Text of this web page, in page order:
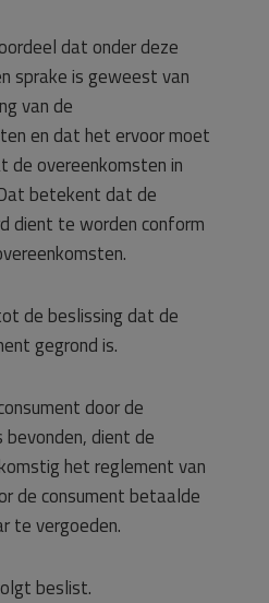
dat onder deze
sprake is geweest van
van de
en dat het ervoor moet
de overeenkomsten in
betekent dat de
dient te worden conform
de beslissing dat de
gegrond is.
door de
bevonden, dient de
het reglement van
de consument betaalde
te vergoeden.
beslist.